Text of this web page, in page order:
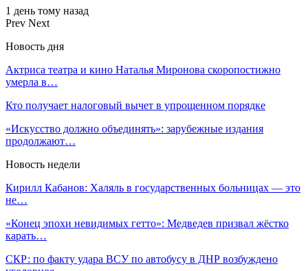
1 день тому назад
Prev Next
Новость дня
Актриса театра и кино Наталья Миронова скоропостижно
умерла в…
Кто получает налоговый вычет в упрощенном порядке
«Искусство должно объединять»: зарубежные издания
продолжают…
Новость недели
Кирилл Кабанов: Халяль в государственных больницах — это
не…
«Конец эпохи невидимых гетто»: Медведев призвал жёстко
карать…
СКР: по факту удара ВСУ по автобусу в ДНР возбуждено